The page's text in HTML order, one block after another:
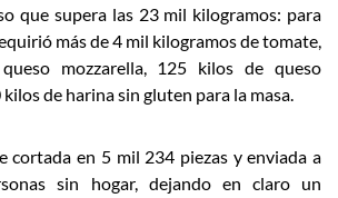
que supera las 23 mil kilogramos: para
más de 4 mil kilogramos de tomate,
mozzarella, 125 kilos de queso
de harina sin gluten para la masa.
cortada en 5 mil 234 piezas y enviada a
sin hogar, dejando en claro un